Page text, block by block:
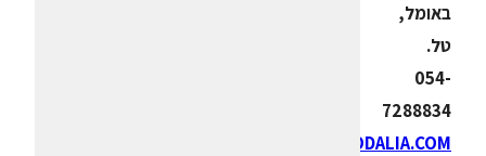
באומל,
טל.
054-
7288834
BAUMEL@BIODALIA.COM